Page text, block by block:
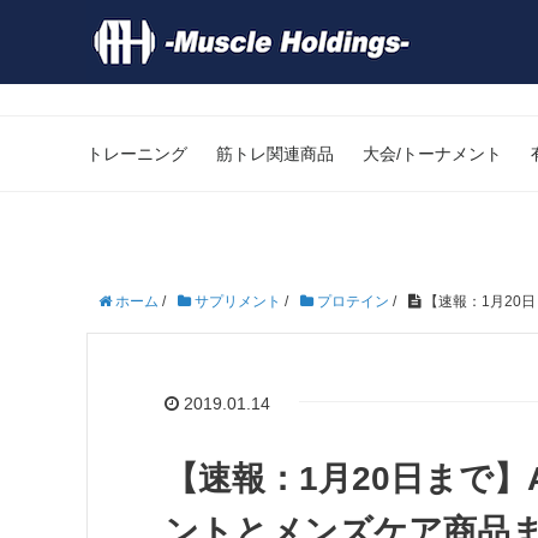
トレーニング 筋トレ関連商品 大会/トーナメント
ホーム / サプリメント / プロテイン / 【速報：1月20日
2019.01.14
【速報：1月20日まで